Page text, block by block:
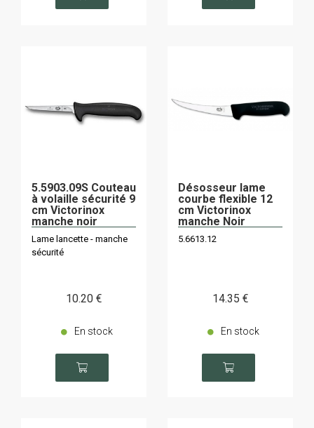
5.5903.09S Couteau
à volaille sécurité 9
cm Victorinox
manche noir
Lame lancette - manche
sécurité
10.20 €
En stock
Désosseur lame
courbe flexible 12
cm Victorinox
manche Noir
5.6613.12
14.35 €
En stock